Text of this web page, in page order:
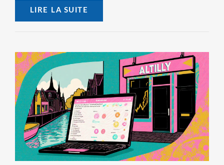
LIRE LA SUITE